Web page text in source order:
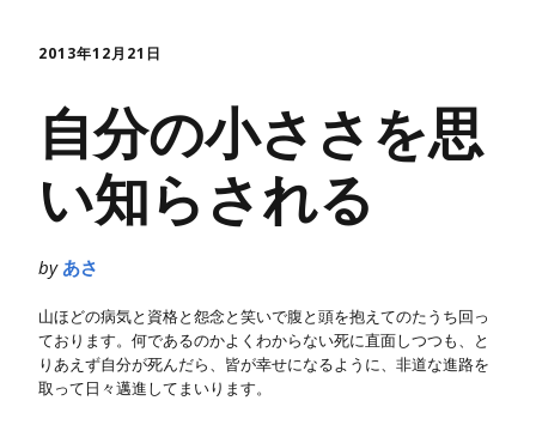
2013年12月21日
自分の小ささを思
い知らされる
by あさ
山ほどの病気と資格と怨念と笑いで腹と頭を抱えてのたうち回っ
ております。何であるのかよくわからない死に直面しつつも、と
りあえず自分が死んだら、皆が幸せになるように、非道な進路を
取って日々邁進してまいります。